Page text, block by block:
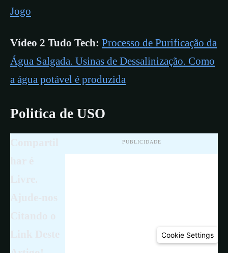
Jogo
Vídeo 2 Tudo Tech: Processo de Purificação da
Água Salgada. Usinas de Dessalinização. Como
a água potável é produzida
Politica de USO
PUBLICIDADE
Cookie Settings